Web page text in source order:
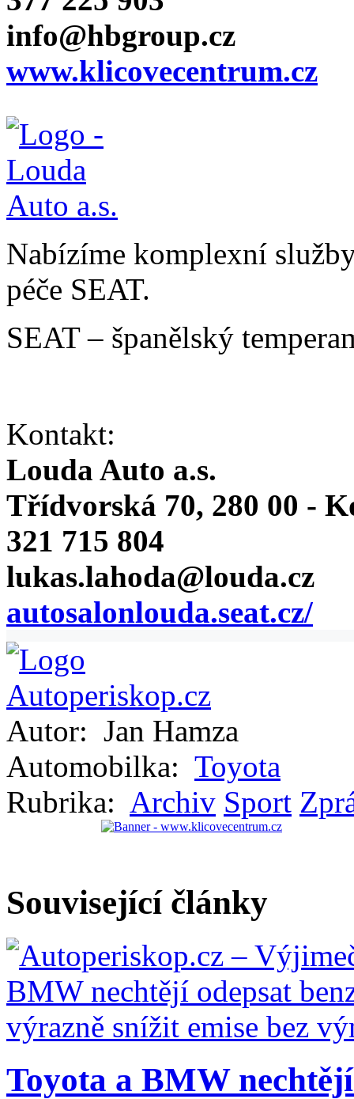
info@hbgroup.cz
www.klicovecentrum.cz
Nabízíme komplexní
péče SEAT.
SEAT – španělský
Kontakt:
Louda Auto a.s.
Třídvorská 70, 280 00 -
321 715 804
lukas.lahoda@louda.cz
autosalonlouda.seat.cz/
Autor: Jan Hamza
Automobilka: Toyota
Rubrika: Archiv Sport
Související články
Toyota a BMW